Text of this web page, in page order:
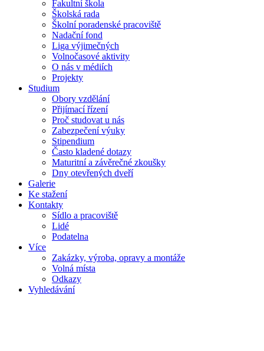
Fakultní škola
Školská rada
Školní poradenské pracoviště
Nadační fond
Liga výjimečných
Volnočasové aktivity
O nás v médiích
Projekty
Studium
Obory vzdělání
Přijímací řízení
Proč studovat u nás
Zabezpečení výuky
Stipendium
Často kladené dotazy
Maturitní a závěrečné zkoušky
Dny otevřených dveří
Galerie
Ke stažení
Kontakty
Sídlo a pracoviště
Lidé
Podatelna
Více
Zakázky, výroba, opravy a montáže
Volná místa
Odkazy
Vyhledávání